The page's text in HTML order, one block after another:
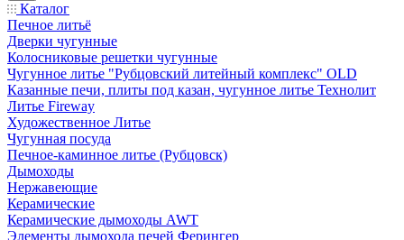
Каталог
Печное литьё
Дверки чугунные
Колосниковые решетки чугунные
Чугунное литье "Рубцовский литейный комплекс" OLD
Казанные печи, плиты под казан, чугунное литье Технолит
Литье Fireway
Художественное Литье
Чугунная посуда
Печное-каминное литье (Рубцовск)
Дымоходы
Нержавеющие
Керамические
Керамические дымоходы AWT
Элементы дымохода печей Ферингер